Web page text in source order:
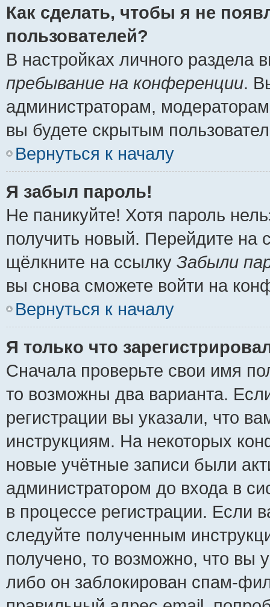
Как сделать, чтобы я не
пользователей?
В настройках личного
пребывание на конференции.
администраторам,
вы будете скрытым
Вернуться к началу
Я забыл пароль!
Не паникуйте! Хотя пароль
получить новый. Перейдите на
щёлкните на ссылку Забыли
вы снова сможете войти на
Вернуться к началу
Я только что
Сначала проверьте свои имя
то возможны два варианта.
регистрации вы указали, что
инструкциям. На некоторых
новые учётные записи были
администратором до входа в
в процессе регистрации.
следуйте полученным
получено, то возможно, что вы
либо он заблокирован спам-